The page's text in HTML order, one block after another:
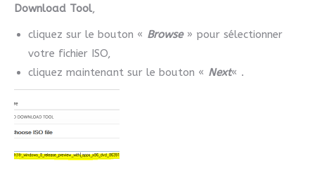
Download Tool,
cliquez sur le bouton « Browse» pour sélectionner
votre fichier ISO,
cliquez maintenant sur le bouton « Next« .